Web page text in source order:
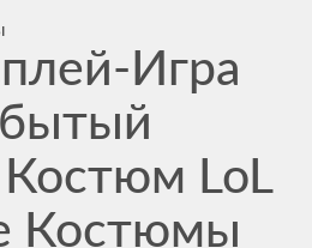
Игра
LoL
Костюмы